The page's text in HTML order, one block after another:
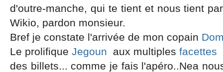
d'outre-manche, qui te tient et nous tient
Wikio, pardon monsieur.
Bref je constate l'arrivée de mon copain
Le prolifiqueJegoun aux multiplesfacettes
des billets... comme je fais l'apéro..Nea